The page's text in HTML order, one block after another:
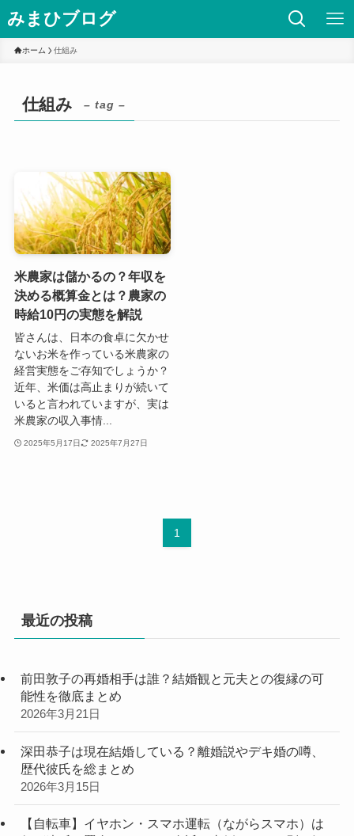
みまひブログ
ホーム 仕組み
仕組み – tag –
米農家は儲かるの？年収を
決める概算金とは？農家の
時給10円の実態を解説
皆さんは、日本の食卓に欠かせ
ないお米を作っている米農家の
経営実態をご存知でしょうか？
近年、米価は高止まりが続いて
いると言われていますが、実は
米農家の収入事情...
2025年5月17日 2025年7月27日
1
最近の投稿
前田敦子の再婚相手は誰？結婚観と元夫との復縁の可
能性を徹底まとめ
2026年3月21日
深田恭子は現在結婚している？離婚説やデキ婚の噂、
歴代彼氏を総まとめ
2026年3月15日
【自転車】イヤホン・スマホ運転（ながらスマホ）は